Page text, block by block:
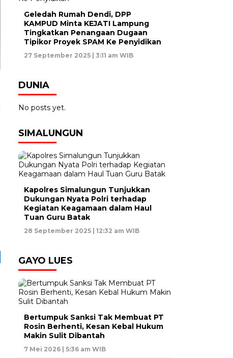
Geledah Rumah Dendi, DPP
KAMPUD Minta KEJATI Lampung
Tingkatkan Penangaan Dugaan
Tipikor Proyek SPAM Ke Penyidikan
27 September 2025 | 3:11 am WIB
DUNIA
No posts yet.
SIMALUNGUN
Kapolres Simalungun Tunjukkan
Dukungan Nyata Polri terhadap
Kegiatan Keagamaan dalam Haul
Tuan Guru Batak
28 September 2025 | 12:32 am WIB
GAYO LUES
Bertumpuk Sanksi Tak Membuat PT
Rosin Berhenti, Kesan Kebal Hukum
Makin Sulit Dibantah
7 Mei 2026 | 5:36 am WIB